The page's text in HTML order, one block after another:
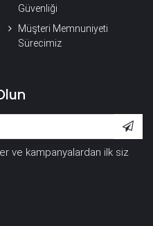
Güvenliği
Müşteri Memnuniyeti
Sürecimiz
ve kampanyalardan ilk siz